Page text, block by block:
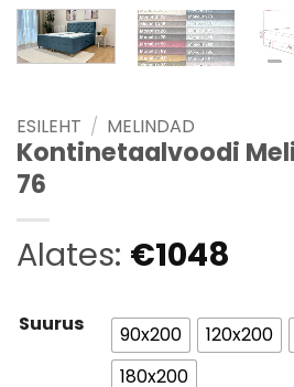
ESILEHT / MELINDAD
Kontinetaalvoodi
76
Alates: €1048
Suurus 90x200 120x200
180x200